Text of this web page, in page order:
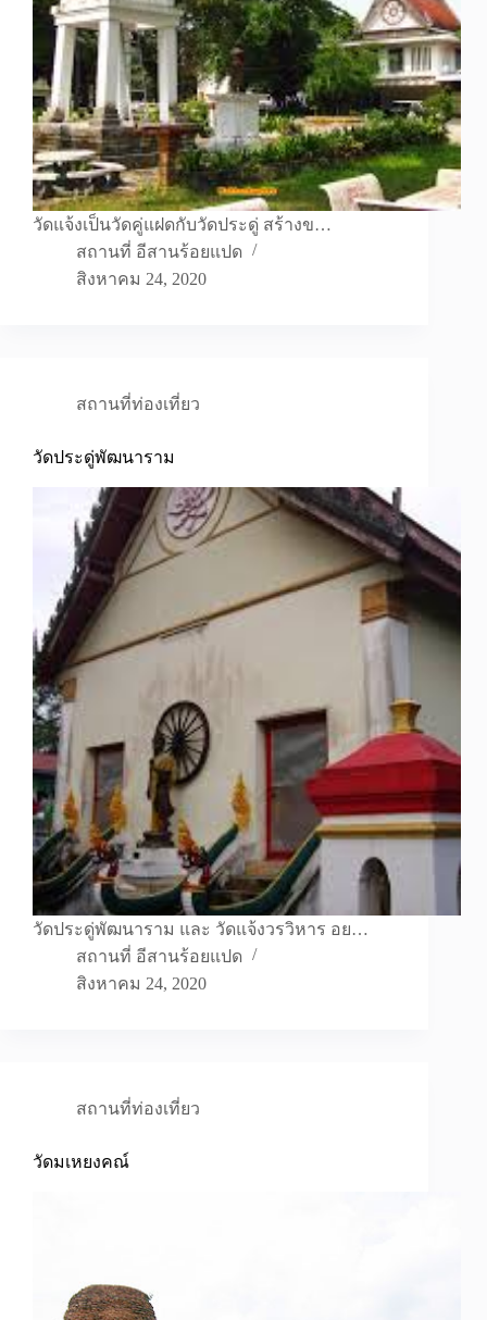
วัดแจ้งเป็นวัดคู่แฝดกับวัดประดู่ สร้างข…
สถานที่ อีสานร้อยแปด
สิงหาคม 24, 2020
สถานที่ท่องเที่ยว
วัดประดู่พัฒนาราม
วัดประดู่พัฒนาราม และ วัดแจ้งวรวิหาร อย…
สถานที่ อีสานร้อยแปด
สิงหาคม 24, 2020
สถานที่ท่องเที่ยว
วัดมเหยงคณ์